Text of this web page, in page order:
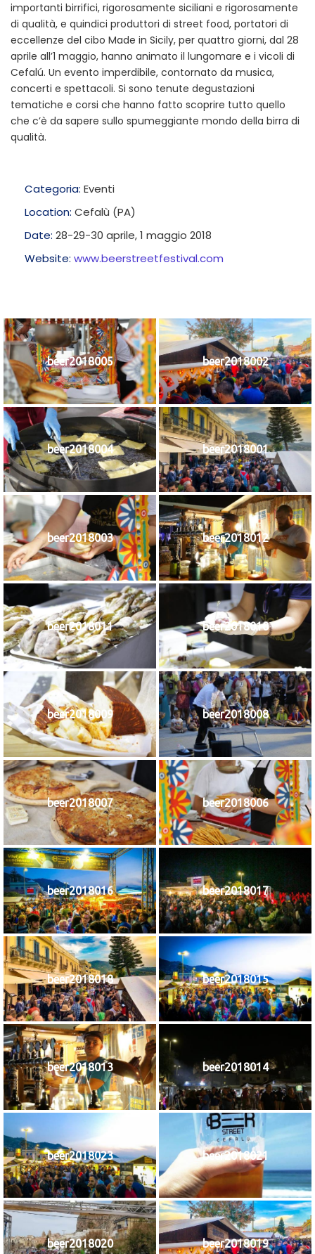
importanti birrifici, rigorosamente siciliani e rigorosamente
di qualità, e quindici produttori di street food, portatori di
eccellenze del cibo Made in Sicily, per quattro giorni, dal 28
aprile all’1 maggio, hanno animato il lungomare e i vicoli di
Cefalú. Un evento imperdibile, contornato da musica,
concerti e spettacoli. Si sono tenute degustazioni
tematiche e corsi che hanno fatto scoprire tutto quello
che c’è da sapere sullo spumeggiante mondo della birra di
qualità.
Categoria: Eventi
Location: Cefalù (PA)
Date: 28-29-30 aprile, 1 maggio 2018
Website: www.beerstreetfestival.com
beer2018005 beer2018002
beer2018004 beer2018001
beer2018003 beer2018012
beer2018011 beer2018010
beer2018009 beer2018008
beer2018007 beer2018006
beer2018016 beer2018017
beer2018018 beer2018015
beer2018013 beer2018014
beer2018023 beer2018021
beer2018020 beer2018019